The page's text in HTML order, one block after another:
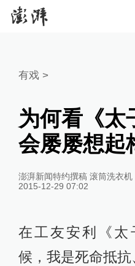
有戏 >
为何看《太
会屡屡想起
澎湃新闻特约撰稿 滚筒洗衣机
2015-12-29 07:02
在工友安利《太
候，我是死命抵抗